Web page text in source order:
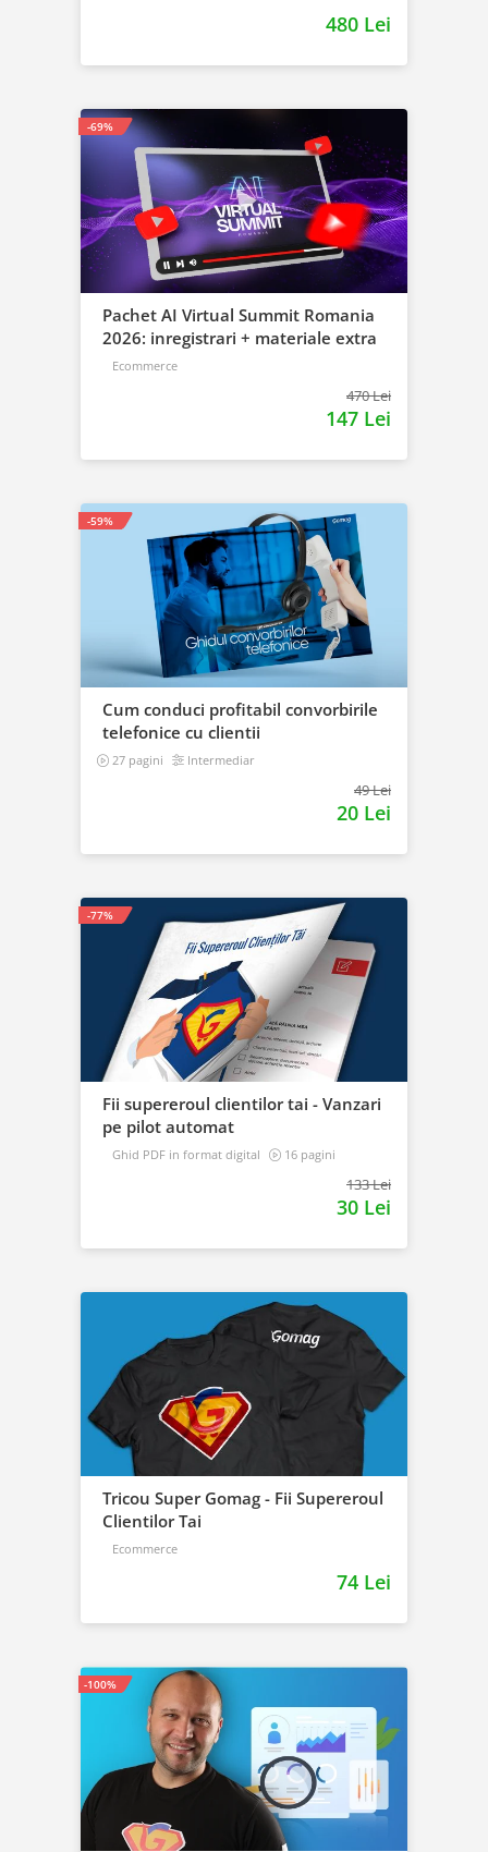
480 Lei
Pachet AI Virtual Summit Romania
2026: inregistrari + materiale extra
Ecommerce
470 Lei
147 Lei
-69%
Cum conduci profitabil convorbirile
telefonice cu clientii
27 pagini Intermediar
49 Lei
20 Lei
-59%
Fii supereroul clientilor tai - Vanzari
pe pilot automat
Ghid PDF in format digital
16 pagini
133 Lei
30 Lei
-77%
Tricou Super Gomag - Fii Supereroul
Clientilor Tai
Ecommerce
74 Lei
-100%